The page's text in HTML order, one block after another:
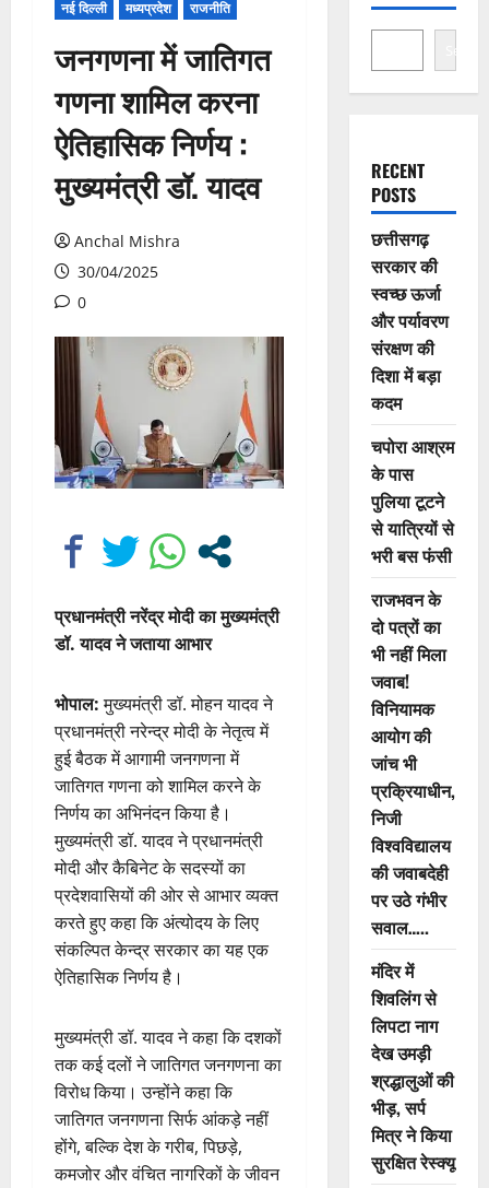
नई दिल्ली मध्यप्रदेश राजनीति
जनगणना में जातिगत
गणना शामिल करना
ऐतिहासिक निर्णय :
मुख्यमंत्री डॉ. यादव
Anchal Mishra
30/04/2025
0
प्रधानमंत्री नरेंद्र मोदी का मुख्यमंत्री
डॉ. यादव ने जताया आभार
भोपाल:मुख्यमंत्री डॉ. मोहन यादव ने
प्रधानमंत्री नरेन्द्र मोदी के नेतृत्व में
हुई बैठक में आगामी जनगणना में
जातिगत गणना को शामिल करने के
निर्णय का अभिनंदन किया है।
मुख्यमंत्री डॉ. यादव ने प्रधानमंत्री
मोदी और कैबिनेट के सदस्यों का
प्रदेशवासियों की ओर से आभार व्यक्त
करते हुए कहा कि अंत्योदय के लिए
संकल्पित केन्द्र सरकार का यह एक
ऐतिहासिक निर्णय है।
मुख्यमंत्री डॉ. यादव ने कहा कि दशकों
तक कई दलों ने जातिगत जनगणना का
विरोध किया। उन्होंने कहा कि
जातिगत जनगणना सिर्फ आंकड़े नहीं
होंगे, बल्कि देश के गरीब, पिछड़े,
कमजोर और वंचित नागरिकों के जीवन
Search
RECENT
POSTS
छत्तीसगढ़
सरकार की
स्वच्छ ऊर्जा
और पर्यावरण
संरक्षण की
दिशा में बड़ा
कदम
चपोरा आश्रम
के पास
पुलिया टूटने
से यात्रियों से
भरी बस फंसी
राजभवन के
दो पत्रों का
भी नहीं मिला
जवाब!
विनियामक
आयोग की
जांच भी
प्रक्रियाधीन,
निजी
विश्वविद्यालय
की जवाबदेही
पर उठे गंभीर
सवाल…..
मंदिर में
शिवलिंग से
लिपटा नाग
देख उमड़ी
श्रद्धालुओं की
भीड़, सर्प
मित्र ने किया
सुरक्षित रेस्क्यू